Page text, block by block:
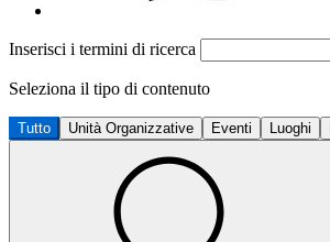
Inserisci i termini di ricerca
Seleziona il tipo di contenuto
Tutto Unità Organizzative Eventi Luoghi